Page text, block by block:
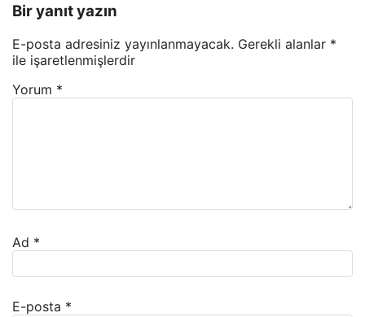
Bir yanıt yazın
E-posta adresiniz yayınlanmayacak. Gerekli alanlar *
ile işaretlenmişlerdir
Yorum *
Ad *
E-posta *